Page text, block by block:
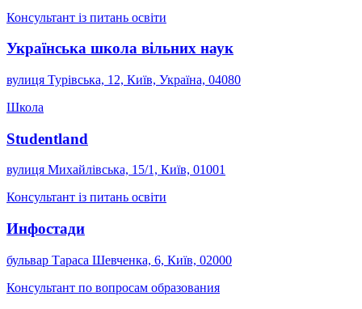
Консультант із питань освіти
Українська школа вільних наук
вулиця Турівська, 12, Київ, Україна, 04080
Школа
Studentland
вулиця Михайлівська, 15/1, Київ, 01001
Консультант із питань освіти
Инфостади
бульвар Тараса Шевченка, 6, Київ, 02000
Консультант по вопросам образования